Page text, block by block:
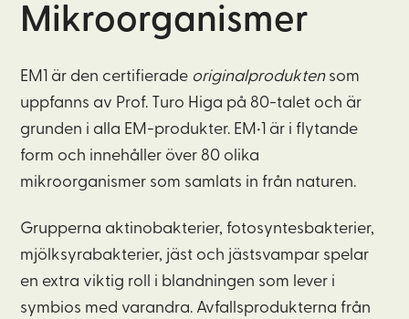
Mikroorganismer
EM1 är den certifierade originalproduktensom
uppfanns av Prof. Turo Higa på 80-talet och är
grunden i alla EM-produkter. EM•1 är i flytande
form och innehåller över 80 olika
mikroorganismer som samlats in från naturen.
Grupperna aktinobakterier, fotosyntesbakterier,
mjölksyrabakterier, jäst och jästsvampar spelar
en extra viktig roll i blandningen som lever i
symbios med varandra. Avfallsprodukterna från